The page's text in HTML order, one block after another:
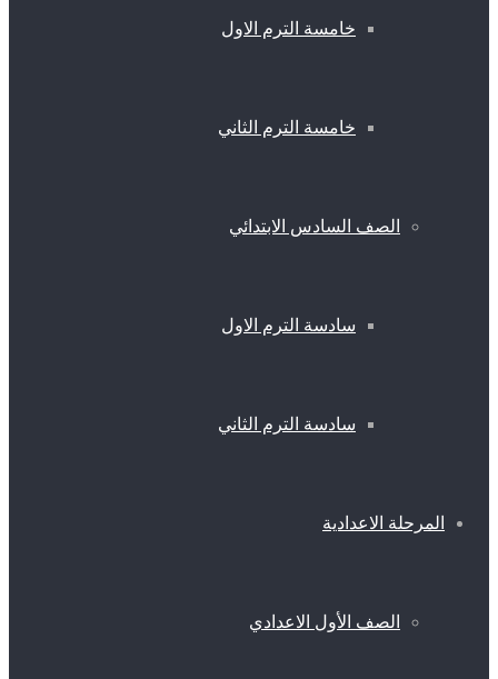
خامسة الترم الاول
خامسة الترم الثاني
الصف السادس الابتدائي
سادسة الترم الاول
سادسة الترم الثاني
المرحلة الاعدادية
الصف الأول الاعدادي